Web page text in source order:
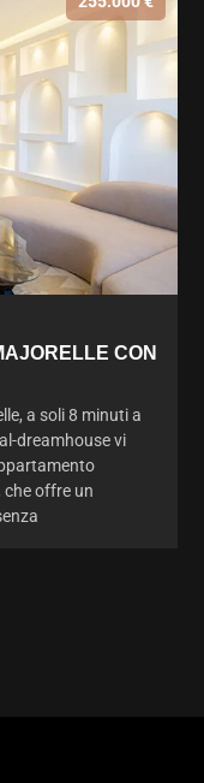
CON
a soli 8 minuti a
dreamhouse vi
offre un